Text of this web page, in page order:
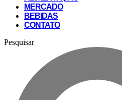
MERCADO
BEBIDAS
CONTATO
Pesquisar